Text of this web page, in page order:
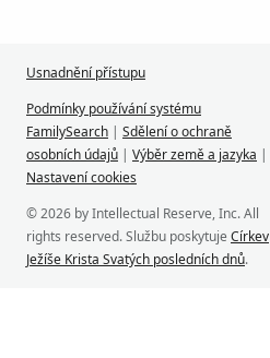
Usnadnění přístupu
Podmínky používání systému
FamilySearch | Sdělení o ochraně
osobních údajů | Výběr země a jazyka |
Nastavení cookies
© 2026 by Intellectual Reserve, Inc. All
rights reserved. Službu poskytuje Církev
Ježíše Krista Svatých posledních dnů.